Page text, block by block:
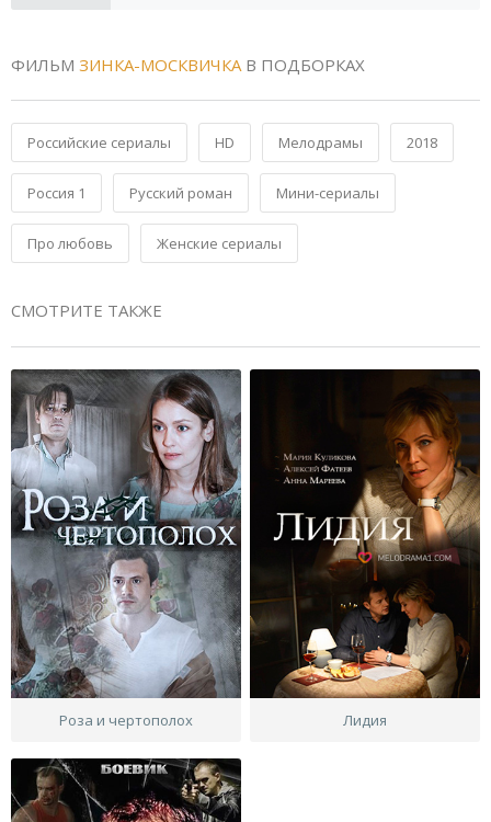
ФИЛЬМ ЗИНКА-МОСКВИЧКАВ ПОДБОРКАХ
Российские сериалы HD Мелодрамы 2018
Россия 1 Русский роман Мини-сериалы
Про любовь Женские сериалы
СМОТРИТЕ ТАКЖЕ
Роза и чертополох Лидия